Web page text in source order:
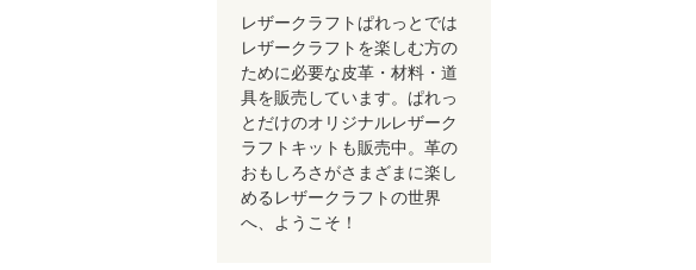
レザークラフトぱれっとでは
レザークラフトを楽しむ方の
ために必要な皮革・材料・道
具を販売しています。ぱれっ
とだけのオリジナルレザーク
ラフトキットも販売中。革の
おもしろさがさまざまに楽し
めるレザークラフトの世界
へ、ようこそ！